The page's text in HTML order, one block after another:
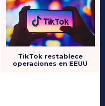
TikTok restablece
operaciones en EEUU